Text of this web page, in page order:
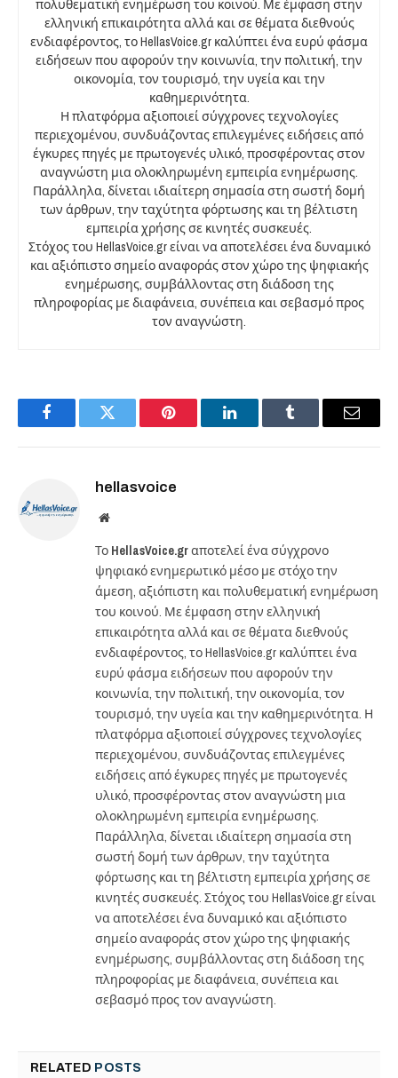
πολυθεματική ενημέρωση του κοινού. Με έμφαση στην
ελληνική επικαιρότητα αλλά και σε θέματα διεθνούς
ενδιαφέροντος, το HellasVoice.gr καλύπτει ένα ευρύ φάσμα
ειδήσεων που αφορούν την κοινωνία, την πολιτική, την
οικονομία, τον τουρισμό, την υγεία και την
καθημερινότητα.
Η πλατφόρμα αξιοποιεί σύγχρονες τεχνολογίες
περιεχομένου, συνδυάζοντας επιλεγμένες ειδήσεις από
έγκυρες πηγές με πρωτογενές υλικό, προσφέροντας στον
αναγνώστη μια ολοκληρωμένη εμπειρία ενημέρωσης.
Παράλληλα, δίνεται ιδιαίτερη σημασία στη σωστή δομή
των άρθρων, την ταχύτητα φόρτωσης και τη βέλτιστη
εμπειρία χρήσης σε κινητές συσκευές.
Στόχος του HellasVoice.gr είναι να αποτελέσει ένα δυναμικό
και αξιόπιστο σημείο αναφοράς στον χώρο της ψηφιακής
ενημέρωσης, συμβάλλοντας στη διάδοση της
πληροφορίας με διαφάνεια, συνέπεια και σεβασμό προς
τον αναγνώστη.
FacebookTwitter Pinterest LinkedInTumblr Email
hellasvoice
Website
Το HellasVoice.grαποτελεί ένα σύγχρονο
ψηφιακό ενημερωτικό μέσο με στόχο την
άμεση, αξιόπιστη και πολυθεματική ενημέρωση
του κοινού. Με έμφαση στην ελληνική
επικαιρότητα αλλά και σε θέματα διεθνούς
ενδιαφέροντος, το HellasVoice.gr καλύπτει ένα
ευρύ φάσμα ειδήσεων που αφορούν την
κοινωνία, την πολιτική, την οικονομία, τον
τουρισμό, την υγεία και την καθημερινότητα. Η
πλατφόρμα αξιοποιεί σύγχρονες τεχνολογίες
περιεχομένου, συνδυάζοντας επιλεγμένες
ειδήσεις από έγκυρες πηγές με πρωτογενές
υλικό, προσφέροντας στον αναγνώστη μια
ολοκληρωμένη εμπειρία ενημέρωσης.
Παράλληλα, δίνεται ιδιαίτερη σημασία στη
σωστή δομή των άρθρων, την ταχύτητα
φόρτωσης και τη βέλτιστη εμπειρία χρήσης σε
κινητές συσκευές. Στόχος του HellasVoice.gr είναι
να αποτελέσει ένα δυναμικό και αξιόπιστο
σημείο αναφοράς στον χώρο της ψηφιακής
ενημέρωσης, συμβάλλοντας στη διάδοση της
πληροφορίας με διαφάνεια, συνέπεια και
σεβασμό προς τον αναγνώστη.
RELATED POSTS